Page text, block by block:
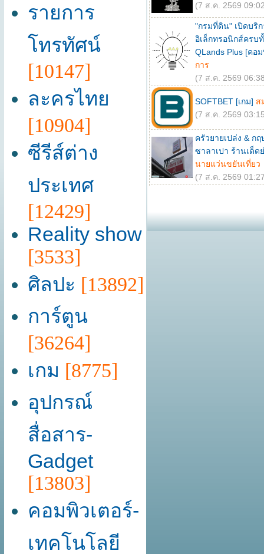
รายการ
โทรทัศน์
[10147]
ละครไทย
[10904]
ซีรีส์ต่าง
ประเทศ
[12429]
Reality show
[3533]
ศิลปะ [13892]
การ์ตูน
[36264]
เกม [8775]
อุปกรณ์
สื่อสาร-
Gadget
[13803]
คอมพิวเตอร์-
เทคโนโลยี
(7 ส.ค. 2569
"กรมที่ดิน" เปิดบริ
อิเล็กทรอนิกส์ครบ
QLands Plus [คอ
การ
(7 ส.ค. 2569
SOFTBET [เกม] ส
(7 ส.ค. 2569
ครัวยายเปล่ง & ก
ซาลาเปา ร้านเด็ด
นายแว่นขยันเที่ยว
(7 ส.ค. 2569